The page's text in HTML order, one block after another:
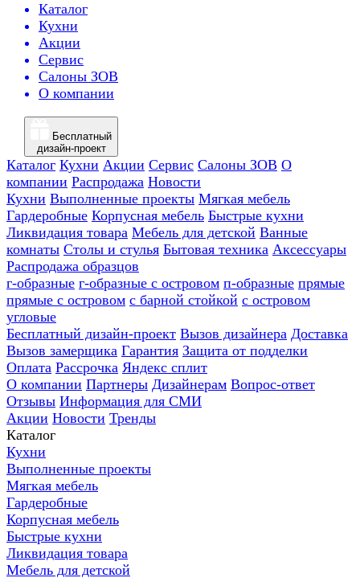
Каталог
Кухни
Акции
Сервис
Салоны ЗОВ
О компании
Бесплатный
дизайн-проект
Каталог Кухни Акции Сервис Салоны ЗОВ О
компании Распродажа Новости
Кухни Выполненные проекты Мягкая мебель
Гардеробные Корпусная мебель Быстрые кухни
Ликвидация товара Мебель для детской Ванные
комнаты Столы и стулья Бытовая техника Аксессуары
Распродажа образцов
г-образные г-образные с островом п-образные прямые
прямые с островом с барной стойкой с островом
угловые
Бесплатный дизайн-проект Вызов дизайнера Доставка
Вызов замерщика Гарантия Защита от подделки
Оплата Рассрочка Яндекс сплит
О компании Партнеры Дизайнерам Вопрос-ответ
Отзывы Информация для СМИ
Акции Новости Тренды
Каталог
Кухни
Выполненные проекты
Мягкая мебель
Гардеробные
Корпусная мебель
Быстрые кухни
Ликвидация товара
Мебель для детской